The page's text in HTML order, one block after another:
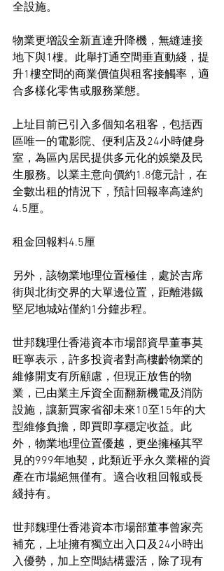
全設施。
物業更增設全新直達升降機，無縫連接
地下與1樓。此舉打通空間垂直動綫，提
升1樓空間的商業價值與租客接觸率，適
合多樣化零售或服務業態。
上址目前已引入多個知名租客，包括西
區唯一的電影院、便利店及24小時健身
室，為區內居民提供多元化的娛樂及民
生服務。以業主意向價約1.8億元計，在
全數出租的情況下，預計回報率高達約
4.5厘。
租金回報料4.5厘
另外，該物業地理位置極佳，處於吉席
街與北街交界的大單邊位置，距離港鐵
堅尼地城站僅約1分鐘步程。
世邦魏理仕香港資本市場部資早董事莫
旺寧表示，許多投資者對高樓齡物業的
維修開支有所顧慮，但現正放售的物
業，已由業主斥資全面翻新機電及消防
設施，讓新買家省卻未來10至15年的大
型維修負擔，即買即享穩定收益。此
外，物業地理位置優越，更坐擁極其罕
見的999年地契，此類近乎永久業權的資
產在市場絕無僅有。適合收租回報或長
綫持有。
世邦魏理仕香港資本市場部董事曾家亮
補充，上址擁有獨立出入口及24小時出
入優勢，加上空間結構靈活，除了現有